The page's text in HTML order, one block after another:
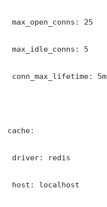
max_open_conns: 25
max_idle_conns: 5
conn_max_lifetime: 5m
cache:
driver: redis
host: localhost